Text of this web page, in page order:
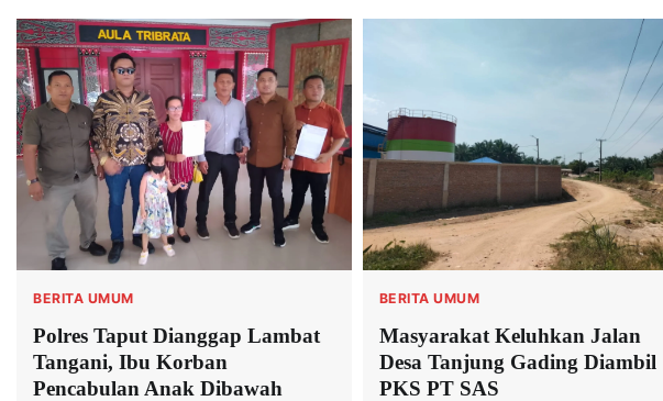
BERITA UMUM
Polres Taput Dianggap Lambat
Tangani, Ibu Korban
Pencabulan Anak Dibawah
BERITA UMUM
Masyarakat Keluhkan Jalan
Desa Tanjung Gading Diambil
PKS PT SAS